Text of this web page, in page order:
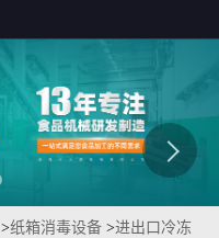
>纸箱消毒设备 >进出口冷冻